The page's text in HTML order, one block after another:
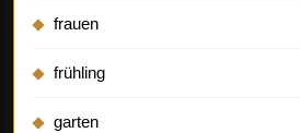
frauen
frühling
garten